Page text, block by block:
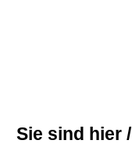
Sie sind hier /